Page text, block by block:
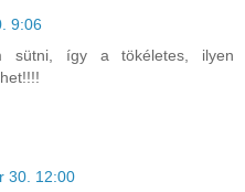
9:06
sütni, így a tökéletes, ilyen
30. 12:00